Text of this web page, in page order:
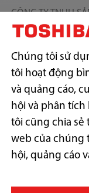
CÔNG TY TNHH
Địa chỉ trụ sở: Số 12,
Thành phố Hồ Chí
Địa chỉ liên hệ: Lầu
Thị Minh Khai,
Điện thoại: (+84)-028-
GPKD số:
ngày 17/11/2006
Copyright© 2026
Rights Reserved.
Thu hồi và xử lý
Chúng tôi sử
tôi hoạt động
và quảng cáo,
hội và phân
tôi cũng chia sẻ
web của chúng
hội, quảng cáo